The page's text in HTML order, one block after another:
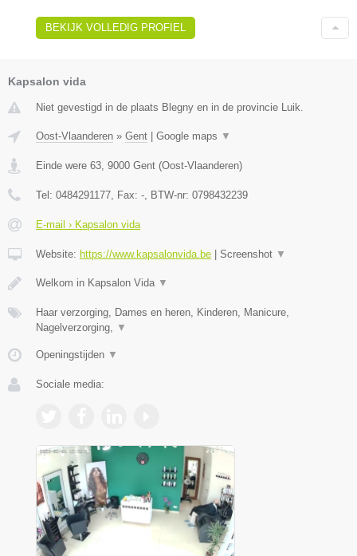
BEKIJK VOLLEDIG PROFIEL
Kapsalon vida
Niet gevestigd in de plaats Blegny en in de provincie Luik.
Oost-Vlaanderen » Gent Google maps ▼
Einde were 63, 9000 Gent (Oost-Vlaanderen)
Tel: 0484291177, Fax: -, BTW-nr: 0798432239
E-mail › Kapsalon vida
Website: https://www.kapsalonvida.be Screenshot ▼
Welkom in Kapsalon Vida ▼
Haar verzorging, Dames en heren, Kinderen, Manicure,
Nagelverzorging, ▼
Openingstijden ▼
Sociale media: